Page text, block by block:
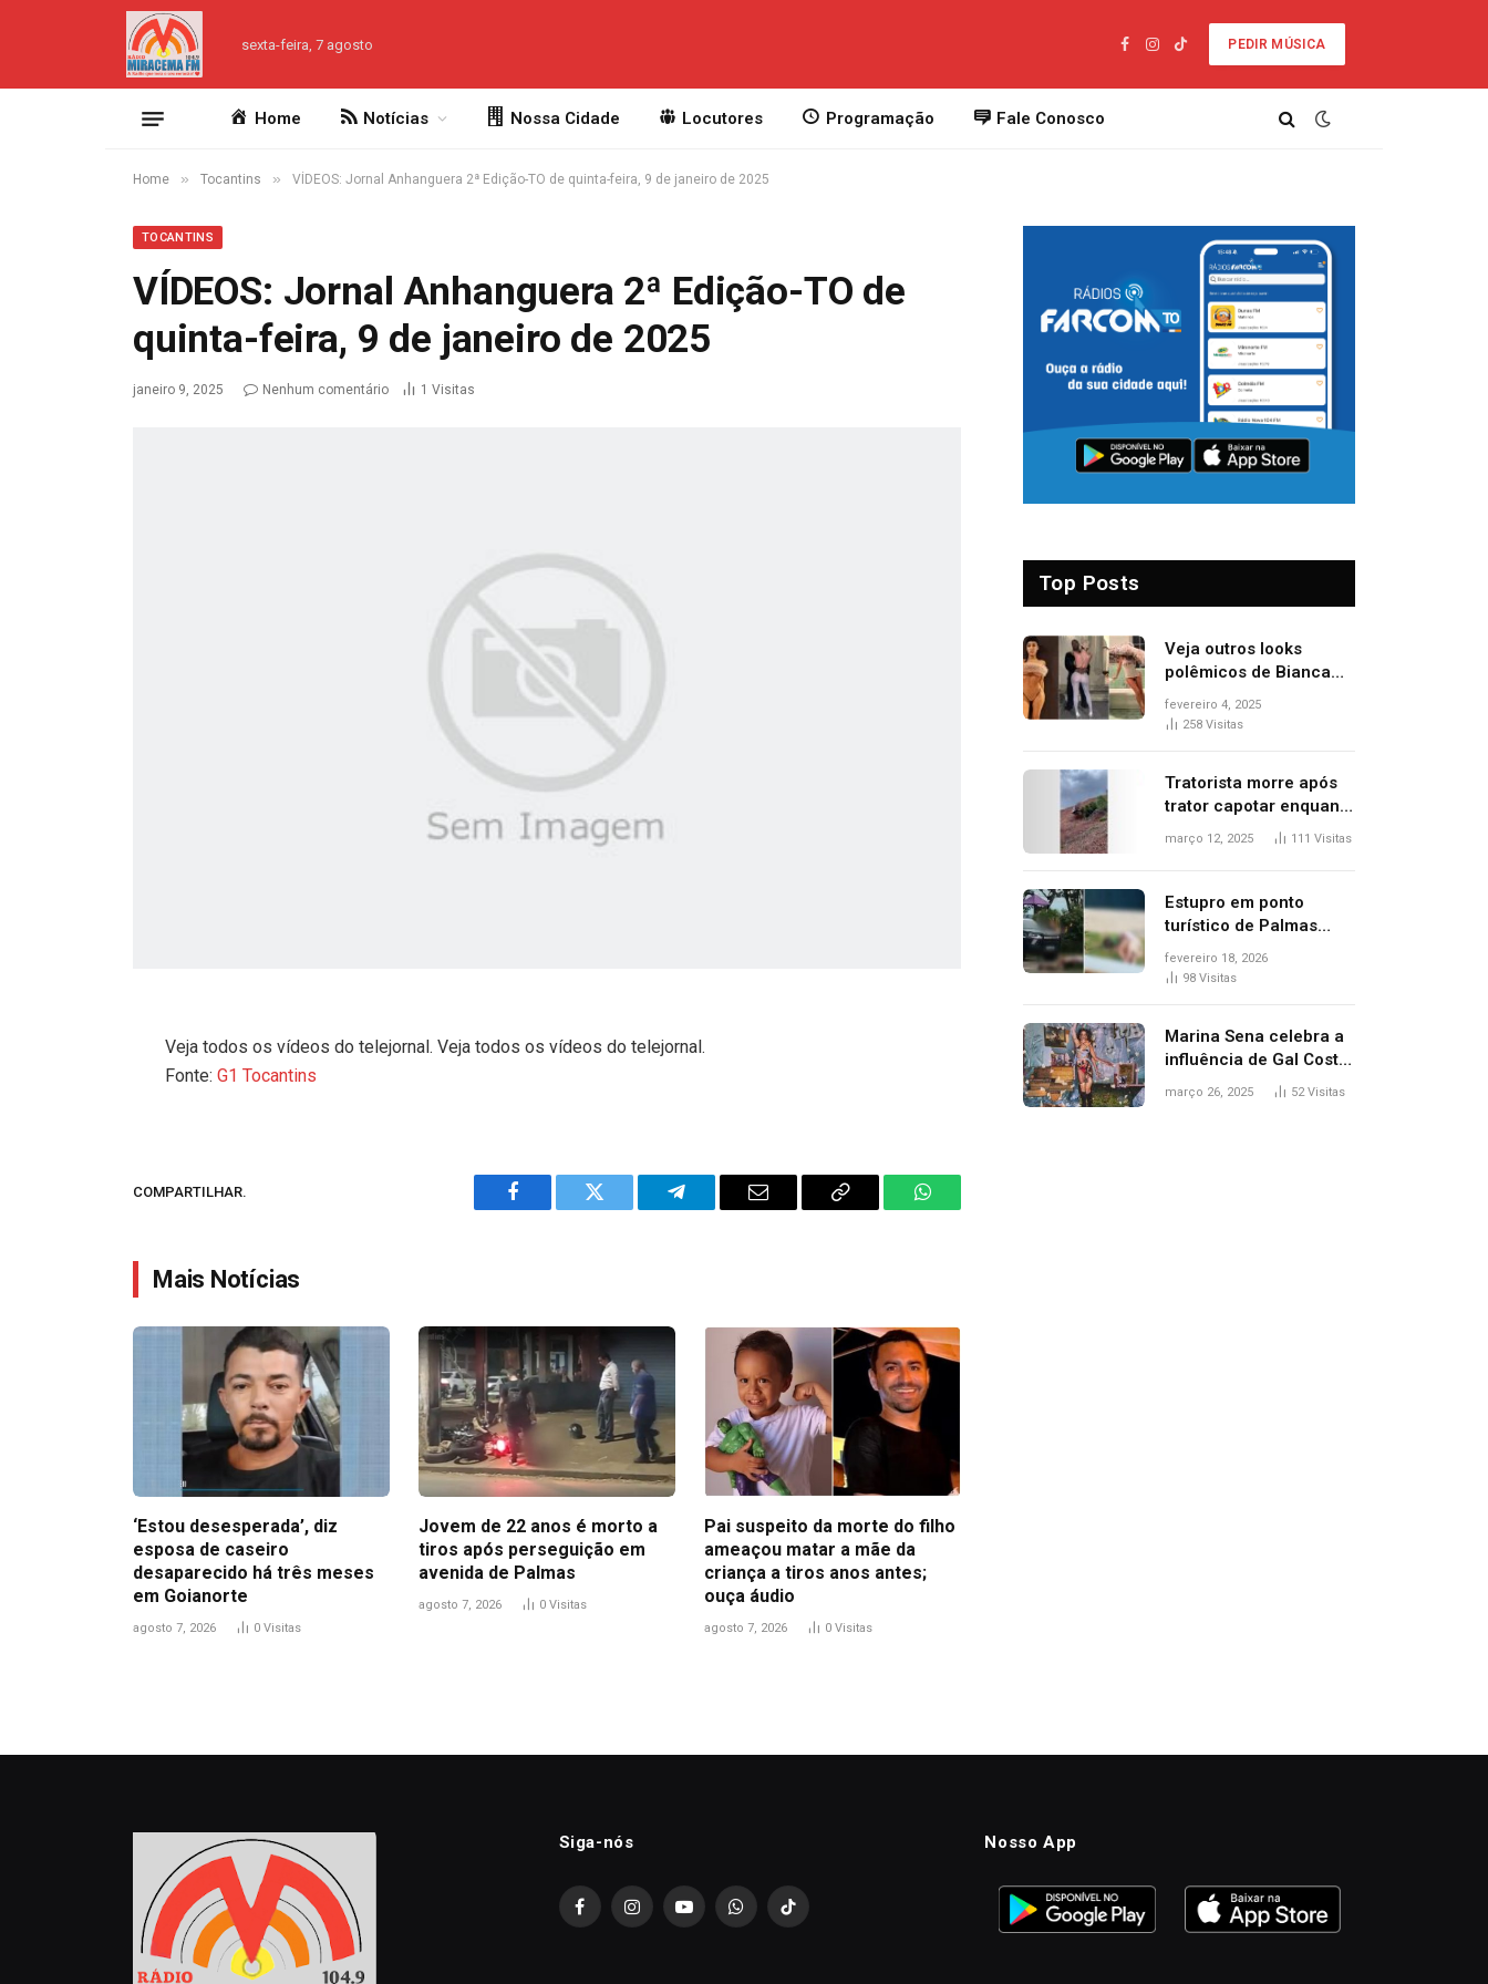
sexta-feira, 7 agosto
Facebook
Instagram
TikTok
PEDIR MÚSICA
Home Notícias Nossa Cidade Locutores Programação Fale Conosco
Home » Tocantins » VÍDEOS: Jornal Anhanguera 2ª Edição-TO de quinta-feira, 9 de janeiro de 2025
TOCANTINS
VÍDEOS: Jornal Anhanguera 2ª Edição-TO de
quinta-feira, 9 de janeiro de 2025
janeiro 9, 2025 Nenhum comentário 1 Visitas
Veja todos os vídeos do telejornal. Veja todos os vídeos do telejornal.
Fonte:G1 Tocantins
COMPARTILHAR.
Facebook Twitter Telegram Email
Copy
WhatsApp
Mais Notícias
‘Estou desesperada’, diz
esposa de caseiro
desaparecido há três meses
em Goianorte
agosto 7, 2026 0 Visitas
Jovem de 22 anos é morto a
tiros após perseguição em
avenida de Palmas
agosto 7, 2026 0 Visitas
Pai suspeito da morte do filho
ameaçou matar a mãe da
criança a tiros anos antes;
ouça áudio
agosto 7, 2026 0 Visitas
Top Posts
Veja outros looks
polêmicos de Bianca
Censori, esposa de
Kanye West que
fevereiro 4, 2025
258 Visitas
Tratorista morre após
trator capotar enquanto
removia vegetação em
março 12, 2025 111 Visitas
Estupro em ponto
turístico de Palmas
ocorreu em frente à
viatura e base de
fevereiro 18, 2026
98 Visitas
Marina Sena celebra a
influência de Gal Costa
na arte do álbum
março 26, 2025 52Visitas
Siga-nós
FacebookInstagramYouTubeWhatsAppTikTok
Nosso App